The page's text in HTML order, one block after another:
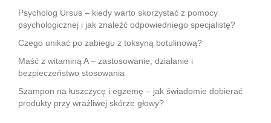
Psycholog Ursus – kiedy warto skorzystać z pomocy
psychologicznej i jak znaleźć odpowiedniego specjalistę?
Czego unikać po zabiegu z toksyną botulinową?
Maść z witaminą A – zastosowanie, działanie i
bezpieczeństwo stosowania
Szampon na łuszczycę i egzemę – jak świadomie dobierać
produkty przy wrażliwej skórze głowy?